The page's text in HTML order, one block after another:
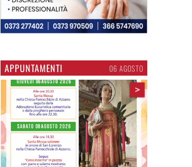
APPUNTAMENTI 06 AGOSTO
>